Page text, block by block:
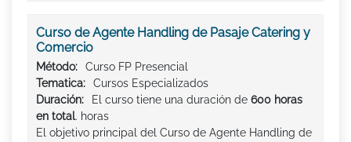
Curso de Agente Handling de Pasaje Catering y
Comercio
Método:
Curso FP Presencial
Tematica:
Cursos Especializados
Duración:
El curso tiene una duración de 600 horas
en total. horas
El objetivo principal del Curso de Agente Handling de